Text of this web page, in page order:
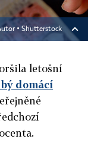
▪ Shutterstock
letošní
domácí